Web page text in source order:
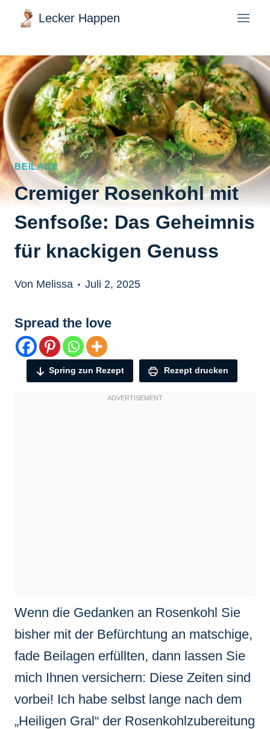
Zum
Inhalt
springen
Lecker Happen
BEILAGE
Cremiger Rosenkohl mit
Senfsoße: Das Geheimnis
für knackigen Genuss
Von Melissa Juli 2, 2025
Spread the love
Spring zun Rezept Rezept drucken
Wenn die Gedanken an Rosenkohl Sie
bisher mit der Befürchtung an matschige,
fade Beilagen erfüllten, dann lassen Sie
mich Ihnen versichern: Diese Zeiten sind
vorbei! Ich habe selbst lange nach dem
„Heiligen Gral“ der Rosenkohlzubereitung